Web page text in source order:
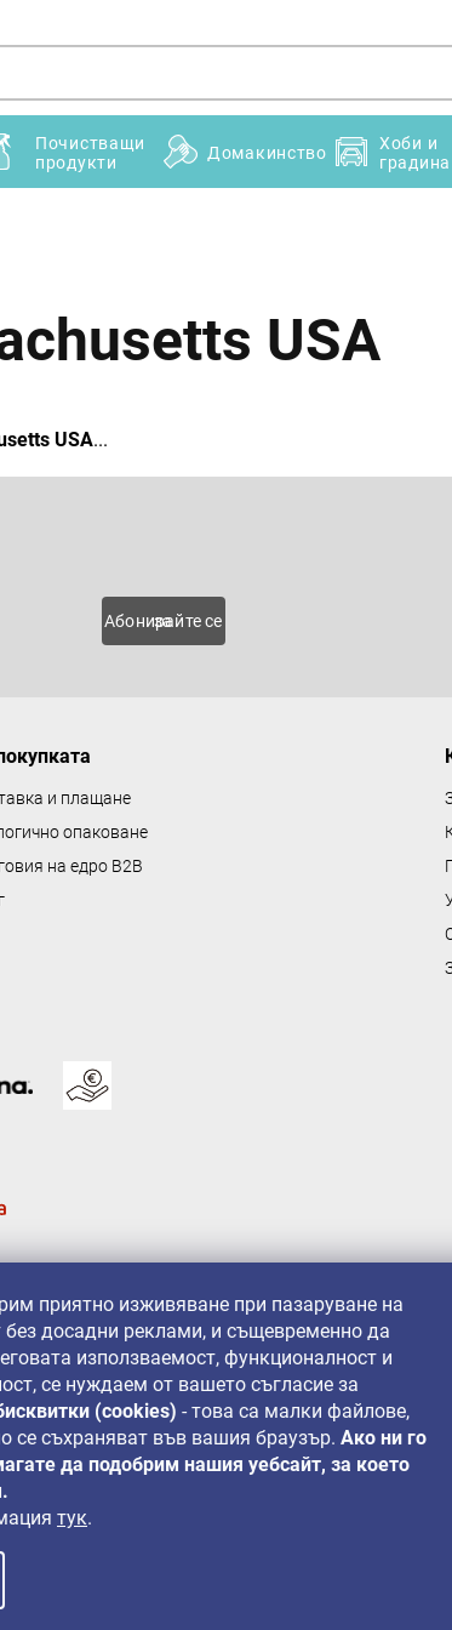
приятно изживяване при пазаруване на
без досадни реклами, и същевременно да
използваемост, функционалност и
се нуждаем от вашето съгласие за
(cookies) - това са малки файлове,
се съхраняват във вашия браузър. Ако ни го
да подобрим нашия уебсайт, за което
тук.
Почистващи
продукти
Домакинство
Хоби и
градина
USA
USA...
Абонирайте се за
и плащане
опаковане
на едро B2B